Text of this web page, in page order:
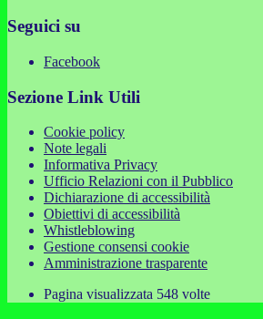
Seguici su
Facebook
Sezione Link Utili
Cookie policy
Note legali
Informativa Privacy
Ufficio Relazioni con il Pubblico
Dichiarazione di accessibilità
Obiettivi di accessibilità
Whistleblowing
Gestione consensi cookie
Amministrazione trasparente
Pagina visualizzata 548 volte